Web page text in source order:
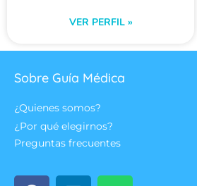
VER PERFIL »
Sobre Guía Médica
¿Quienes somos?
¿Por qué elegirnos?
Preguntas frecuentes